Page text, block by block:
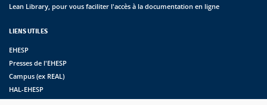
Lean Library, pour vous faciliter l'accès à la documentation en ligne
LIENS UTILES
EHESP
Presses de l'EHESP
Campus (ex REAL)
HAL-EHESP